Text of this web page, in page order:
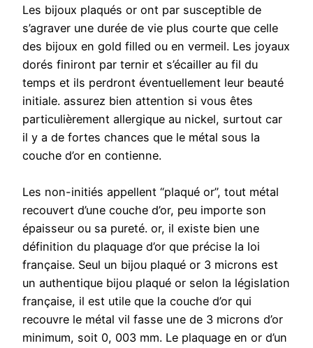
Les bijoux plaqués or ont par susceptible de
s’agraver une durée de vie plus courte que celle
des bijoux en gold filled ou en vermeil. Les joyaux
dorés finiront par ternir et s’écailler au fil du
temps et ils perdront éventuellement leur beauté
initiale. assurez bien attention si vous êtes
particulièrement allergique au nickel, surtout car
il y a de fortes chances que le métal sous la
couche d’or en contienne.
Les non-initiés appellent “plaqué or”, tout métal
recouvert d’une couche d’or, peu importe son
épaisseur ou sa pureté. or, il existe bien une
définition du plaquage d’or que précise la loi
française. Seul un bijou plaqué or 3 microns est
un authentique bijou plaqué or selon la législation
française, il est utile que la couche d’or qui
recouvre le métal vil fasse une de 3 microns d’or
minimum, soit 0, 003 mm. Le plaquage en or d’un